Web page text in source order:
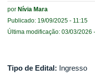
por Nívia Mara
Publicado: 19/09/2025 - 11:15
Última modificação: 03/03/2026
Tipo de Edital: Ingresso